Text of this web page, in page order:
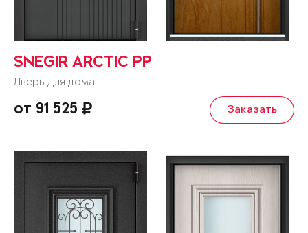
SNEGIR ARCTIC PP
Дверь для дома
от 91 525 Заказать